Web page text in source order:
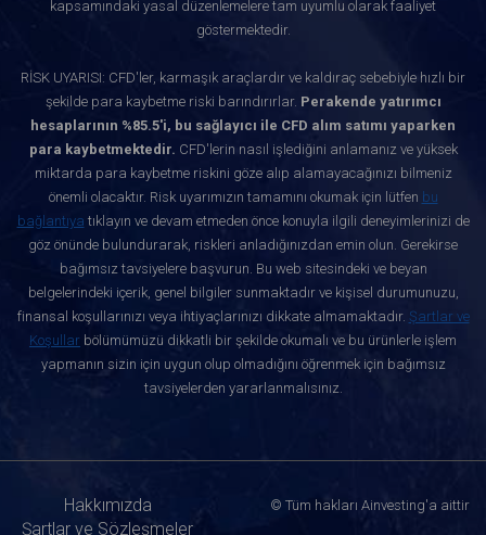
kapsamındaki yasal düzenlemelere tam uyumlu olarak faaliyet
göstermektedir.
RİSK UYARISI: CFD'ler, karmaşık araçlardır ve kaldıraç sebebiyle hızlı bir
şekilde para kaybetme riski barındırırlar. Perakende yatırımcı
hesaplarının %85.5'i, bu sağlayıcı ile CFD alım satımı yaparken
para kaybetmektedir. CFD'lerin nasıl işlediğini anlamanız ve yüksek
miktarda para kaybetme riskini göze alıp alamayacağınızı bilmeniz
önemli olacaktır. Risk uyarımızın tamamını okumak için lütfen bu
bağlantıya tıklayın ve devam etmeden önce konuyla ilgili deneyimlerinizi de
göz önünde bulundurarak, riskleri anladığınızdan emin olun. Gerekirse
bağımsız tavsiyelere başvurun. Bu web sitesindeki ve beyan
belgelerindeki içerik, genel bilgiler sunmaktadır ve kişisel durumunuzu,
finansal koşullarınızı veya ihtiyaçlarınızı dikkate almamaktadır. Şartlar ve
Koşullar bölümümüzü dikkatli bir şekilde okumalı ve bu ürünlerle işlem
yapmanın sizin için uygun olup olmadığını öğrenmek için bağımsız
tavsiyelerden yararlanmalısınız.
Hakkımızda
Şartlar ve Sözleşmeler
© Tüm hakları Ainvesting'a aittir